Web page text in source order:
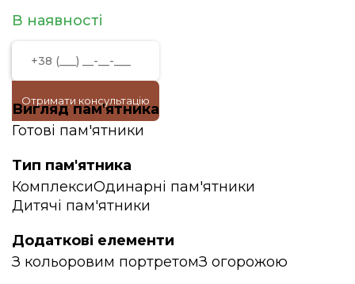
В наявності
Отримати консультацію
Вигляд пам'ятника
Готові пам'ятники
Тип пам'ятника
КомплексиОдинарні пам'ятники
Дитячі пам'ятники
Додаткові елементи
З кольоровим портретомЗ огорожою